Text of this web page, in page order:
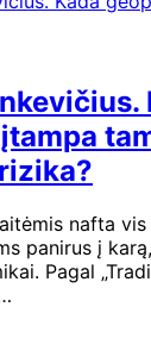
nafta
panirus į
Pagal